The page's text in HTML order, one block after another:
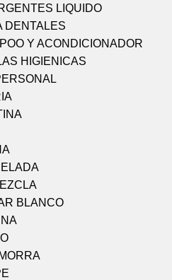
LIQUIDO
DENTALES
Y ACONDICIONADOR
HIGIENICAS
BLANCO